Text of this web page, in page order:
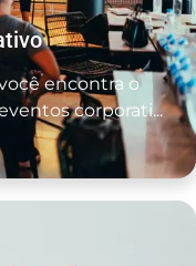
encontra o
corporati...